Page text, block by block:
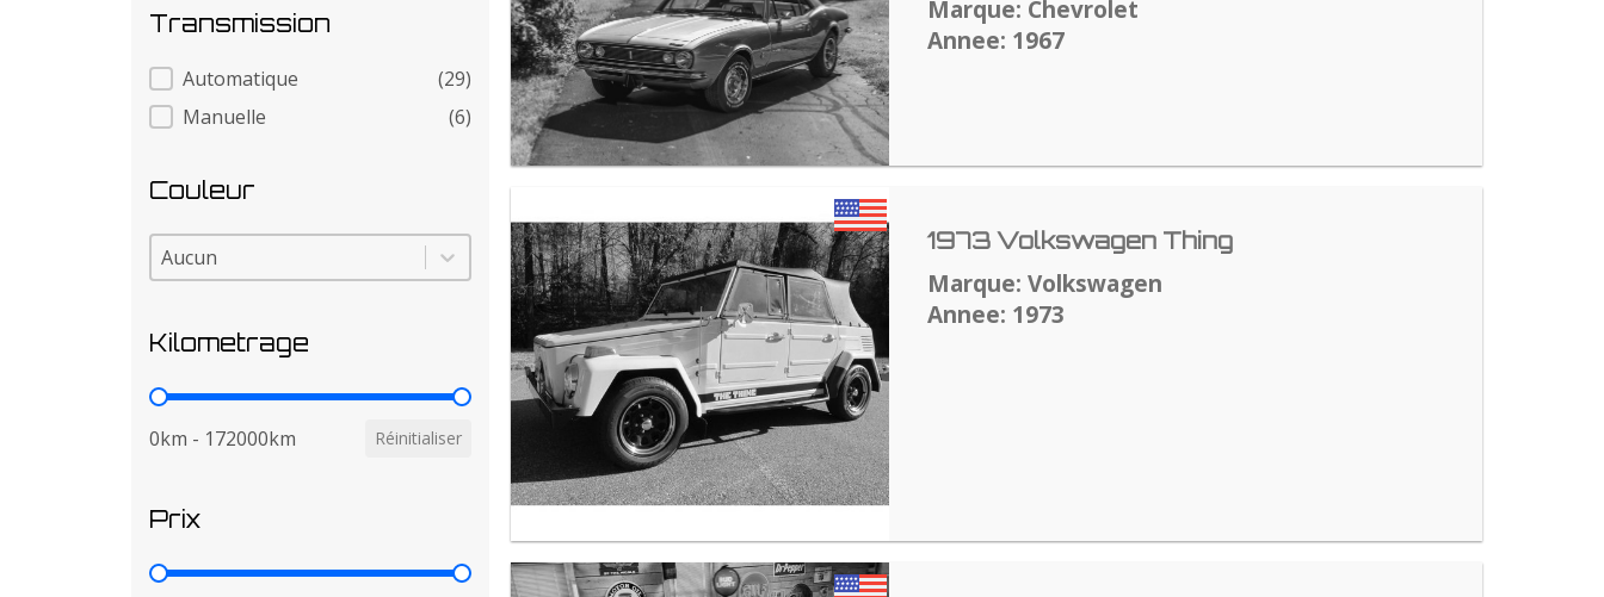
Transmission
Transmission
Automatique
(29)
Manuelle
(6)
Couleur
Couleur
Couleur
Kilometrage
Kilometrage
0km - 172000km Réinitialiser
Prix
Prix
Marque: Chevrolet
Annee: 1967
1973 Volkswagen Thing
Marque: Volkswagen
Annee: 1973